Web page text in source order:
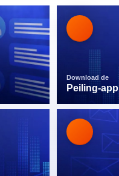
Download de
Peiling-app